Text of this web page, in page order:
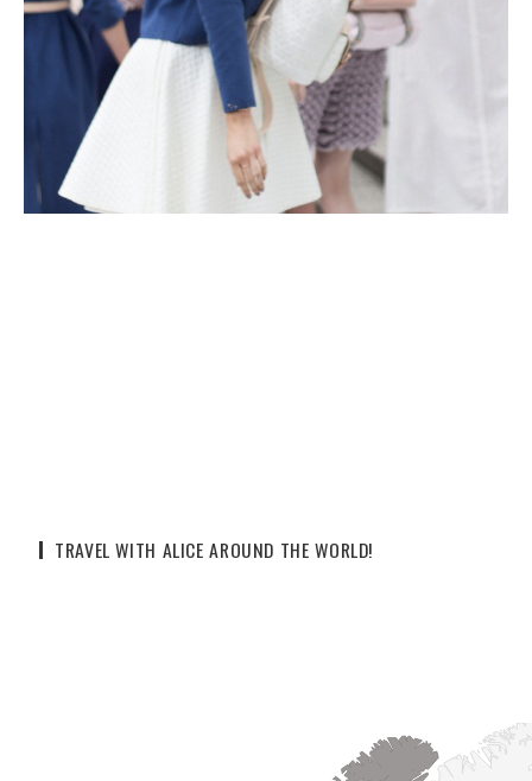
TRAVEL WITH ALICE AROUND THE WORLD!